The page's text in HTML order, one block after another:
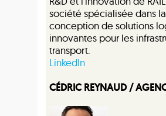
société spécialisée dans la
conception de solutions
innovantes pour les
transport.
LinkedIn
CÉDRIC REYNAUD /